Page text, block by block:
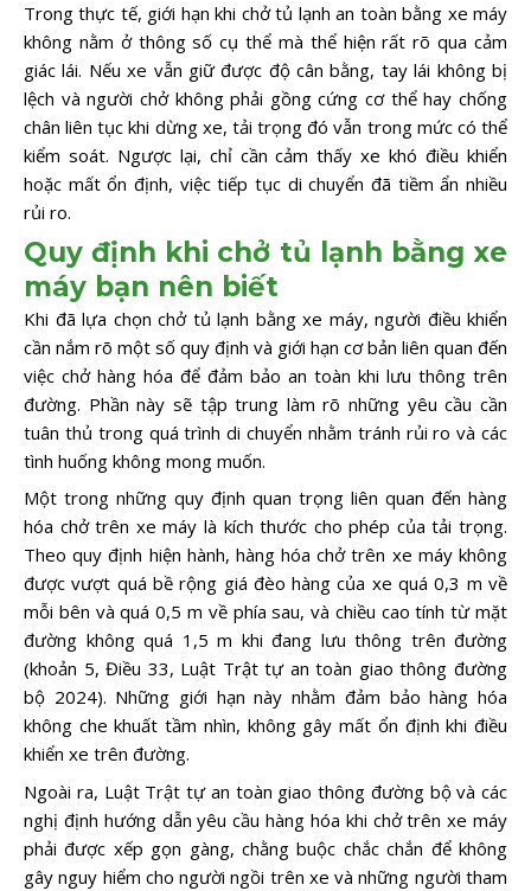
Trong thực tế, giới hạn khi chở tủ lạnh an toàn bằng xe máy
không nằm ở thông số cụ thể mà thể hiện rất rõ qua cảm
giác lái. Nếu xe vẫn giữ được độ cân bằng, tay lái không bị
lệch và người chở không phải gồng cứng cơ thể hay chống
chân liên tục khi dừng xe, tải trọng đó vẫn trong mức có thể
kiểm soát. Ngược lại, chỉ cần cảm thấy xe khó điều khiển
hoặc mất ổn định, việc tiếp tục di chuyển đã tiềm ẩn nhiều
rủi ro.
Quy định khi chở tủ lạnh bằng xe
máy bạn nên biết
Khi đã lựa chọn chở tủ lạnh bằng xe máy, người điều khiển
cần nắm rõ một số quy định và giới hạn cơ bản liên quan đến
việc chở hàng hóa để đảm bảo an toàn khi lưu thông trên
đường. Phần này sẽ tập trung làm rõ những yêu cầu cần
tuân thủ trong quá trình di chuyển nhằm tránh rủi ro và các
tình huống không mong muốn.
Một trong những quy định quan trọng liên quan đến hàng
hóa chở trên xe máy là kích thước cho phép của tải trọng.
Theo quy định hiện hành, hàng hóa chở trên xe máy không
được vượt quá bề rộng giá đèo hàng của xe quá 0,3 m về
mỗi bên và quá 0,5 m về phía sau, và chiều cao tính từ mặt
đường không quá 1,5 m khi đang lưu thông trên đường
(khoản 5, Điều 33, Luật Trật tự an toàn giao thông đường
bộ 2024). Những giới hạn này nhằm đảm bảo hàng hóa
không che khuất tầm nhìn, không gây mất ổn định khi điều
khiển xe trên đường.
Ngoài ra, Luật Trật tự an toàn giao thông đường bộ và các
nghị định hướng dẫn yêu cầu hàng hóa khi chở trên xe máy
phải được xếp gọn gàng, chằng buộc chắc chắn để không
gây nguy hiểm cho người ngồi trên xe và những người tham